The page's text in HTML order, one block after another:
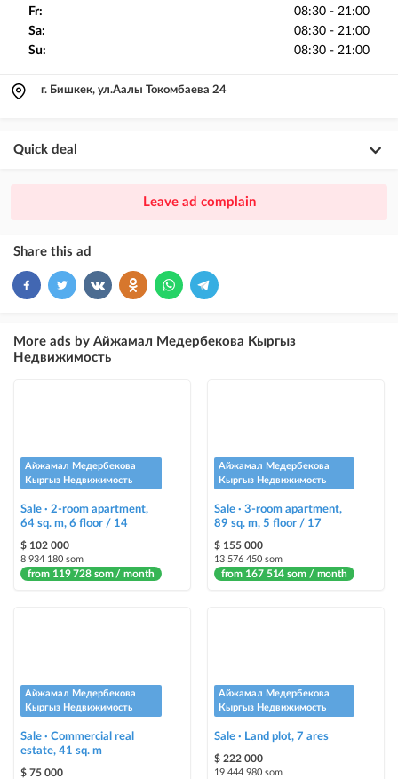
Fr:
08:30 - 21:00
Sa:
08:30 - 21:00
Su:
08:30 - 21:00
г. Бишкек, ул.Аалы Токомбаева 24
Quick deal
ad placement above VIP + paid promotion on Instagram
VIP
ad placement above free ads
+ paid promotion on Instagram
highlighting an ad in a different color among other ads
Auto UP
automatically up the ad
Stickers
Bright stickers with options will make your property stand out from the rest
and help sell it faster
Leave ad complain
Share this ad
More ads by Айжамал Медербекова Кыргыз
Недвижимость
Айжамал Медербекова
Кыргыз Недвижимость
Sale · 2-room apartment,
64 sq. m, 6 floor / 14
$ 102 000
8 934 180 som
from 119 728 som / month
Айжамал Медербекова
Кыргыз Недвижимость
Sale · 3-room apartment,
89 sq. m, 5 floor / 17
$ 155 000
13 576 450 som
from 167 514 som / month
Айжамал Медербекова
Кыргыз Недвижимость
Sale · Commercial real
estate, 41 sq. m
$ 75 000
Айжамал Медербекова
Кыргыз Недвижимость
Sale · Land plot, 7 ares
$ 222 000
19 444 980 som